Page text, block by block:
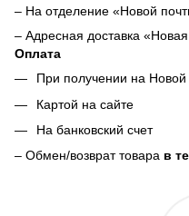
– На отделение «Новой
– Адресная доставка
Оплата
При получении на Новой
Картой на сайте
На банковский счет
– Обмен/возврат товара в